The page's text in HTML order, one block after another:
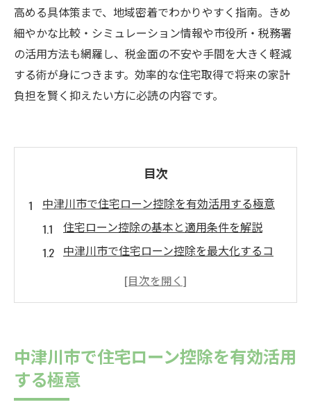
高める具体策まで、地域密着でわかりやすく指南。きめ
細やかな比較・シミュレーション情報や市役所・税務署
の活用方法も網羅し、税金面の不安や手間を大きく軽減
する術が身につきます。効率的な住宅取得で将来の家計
負担を賢く抑えたい方に必読の内容です。
目次
中津川市で住宅ローン控除を有効活用する極意
住宅ローン控除の基本と適用条件を解説
中津川市で住宅ローン控除を最大化するコ
住宅ローン控除利用時に注意したいポイン
ト
中津川市で住宅ローン控除を有効活用
する極意